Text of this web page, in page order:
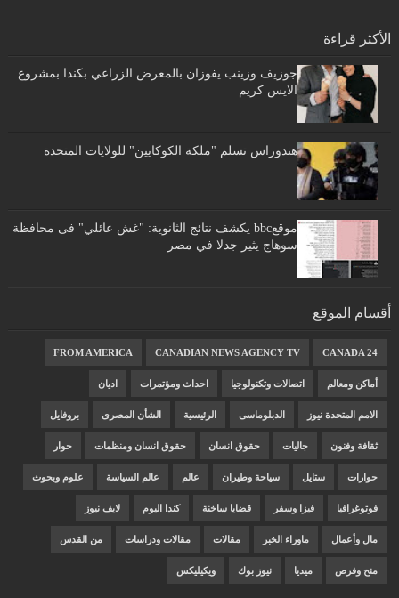
الأكثر قراءة
جوزيف وزينب يفوزان بالمعرض الزراعي بكندا بمشروع
الايس كريم
هندوراس تسلم "ملكة الكوكايين" للولايات المتحدة
موقعbbc يكشف نتائج الثانوية: "غش عائلي" فى محافظة
سوهاج يثير جدلا في مصر
أقسام الموقع
CANADA 24
CANADIAN NEWS AGENCY TV
FROM AMERICA
أماكن ومعالم اتصالات وتكنولوجيا احداث ومؤتمرات اديان
الامم المتحدة نيوز الدبلوماسى الرئيسية الشأن المصرى بروفايل
ثقافة وفنون جاليات حقوق انسان حقوق انسان ومنظمات حوار
حوارات ستايل سياحة وطيران عالم عالم السياسة علوم وبحوث
فوتوغرافيا فيزا وسفر قضايا ساخنة كندا اليوم لايف نيوز
مال وأعمال ماوراء الخبر مقالات مقالات ودراسات من القدس
منح وفرص ميديا نيوز بوك ويكيليكس